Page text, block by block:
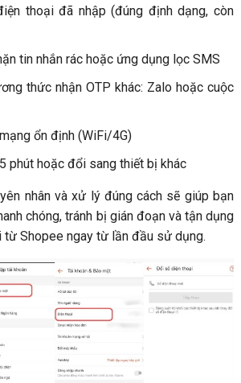
thoại đã nhập (đúng định dạng, còn
tin nhắn rác hoặc ứng dụng lọc SMS
thức nhận OTP khác: Zalo hoặc cuộc
ổn định (WiFi/4G)
phút hoặc đổi sang thiết bị khác
nhân và xử lý đúng cách sẽ giúp bạn
chóng, tránh bị gián đoạn và tận dụng
Shopee ngay từ lần đầu sử dụng.